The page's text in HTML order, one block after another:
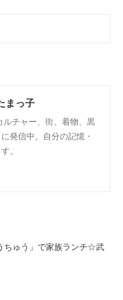
まっ子
チャー、街、着物、黒
発信中。自分の記憶・
。
ちゅう」で家族ランチ☆武